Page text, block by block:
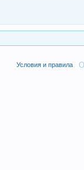
Условия и правила